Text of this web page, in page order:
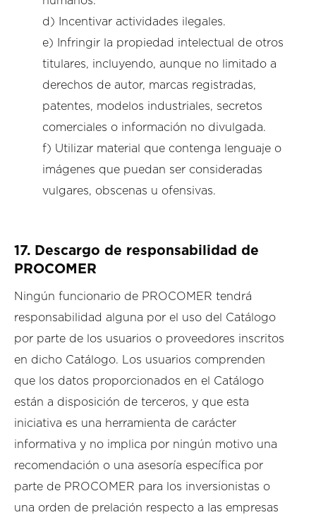
d) Incentivar actividades ilegales.
e) Infringir la propiedad intelectual de otros
titulares, incluyendo, aunque no limitado a
derechos de autor, marcas registradas,
patentes, modelos industriales, secretos
comerciales o información no divulgada.
f) Utilizar material que contenga lenguaje o
imágenes que puedan ser consideradas
vulgares, obscenas u ofensivas.
17. Descargo de responsabilidad de
PROCOMER
Ningún funcionario de PROCOMER tendrá
responsabilidad alguna por el uso del Catálogo
por parte de los usuarios o proveedores inscritos
en dicho Catálogo. Los usuarios comprenden
que los datos proporcionados en el Catálogo
están a disposición de terceros, y que esta
iniciativa es una herramienta de carácter
informativa y no implica por ningún motivo una
recomendación o una asesoría específica por
parte de PROCOMER para los inversionistas o
una orden de prelación respecto a las empresas